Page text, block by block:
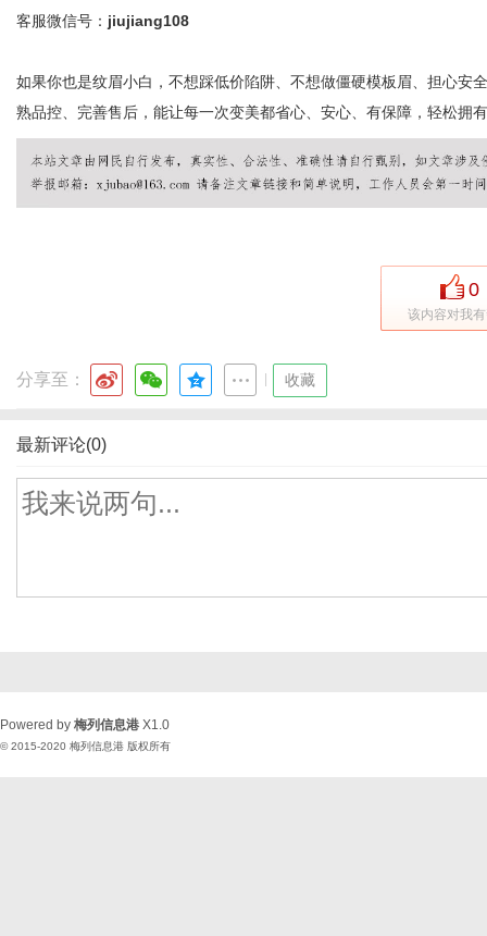
客服微信号： jiujiang108
如果你也是纹眉小白，不想踩低价陷阱、不想做僵硬模板眉、担心安
熟品控、完善售后，能让每一次变美都省心、安心、有保障，轻松拥
0
该内容对我
分享至： 收藏
最新评论(0)
Powered by 梅列信息港 X1.0
© 2015-2020 梅列信息港 版权所有